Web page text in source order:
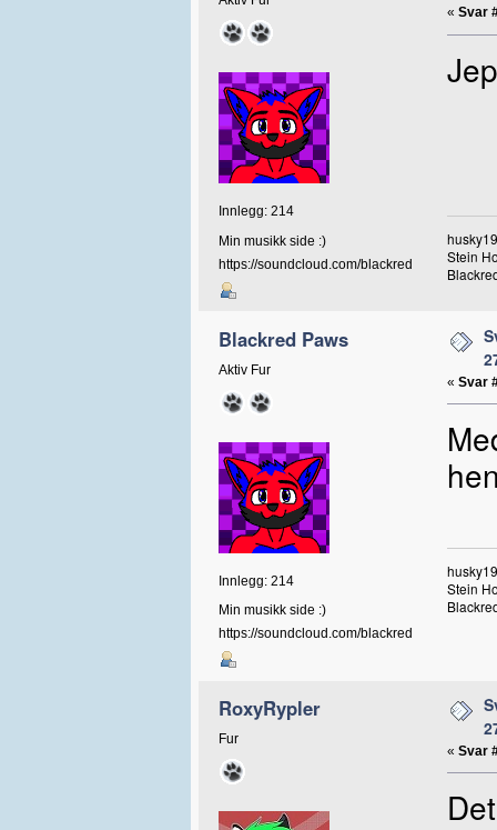
Innlegg: 214
Min musikk side :)
https://soundcloud.com/blackred
« Svar
Stein
Blackred Paws
Aktiv Fur
Innlegg: 214
Min musikk side :)
https://soundcloud.com/blackred
« Svar
Stein
RoxyRypler
Fur
« Svar